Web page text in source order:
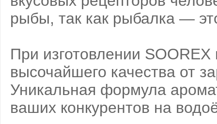
рыбы, так как рыбалка —
При изготовлении
высочайшего качества от
Уникальная формула
ваших конкурентов на